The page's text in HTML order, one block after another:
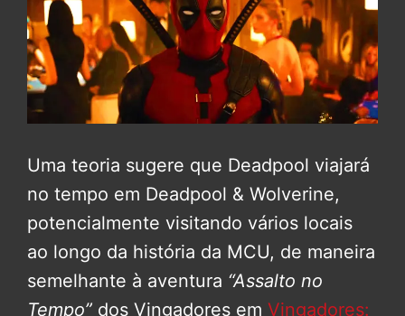
Uma teoria sugere que Deadpool viajará
no tempo em Deadpool & Wolverine,
potencialmente visitando vários locais
ao longo da história da MCU, de maneira
semelhante à aventura “Assalto no
Tempo” dos Vingadores em Vingadores: